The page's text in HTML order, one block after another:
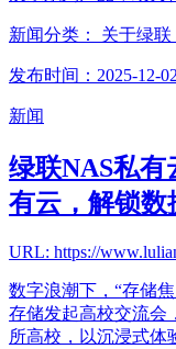
新闻分类： 关于绿联
发布时间：2025-12-02
新闻
绿联NAS私
有云，解锁数
URL: https://
数字浪潮下，“存储
存储发起高校交流会
所高校，以沉浸式体